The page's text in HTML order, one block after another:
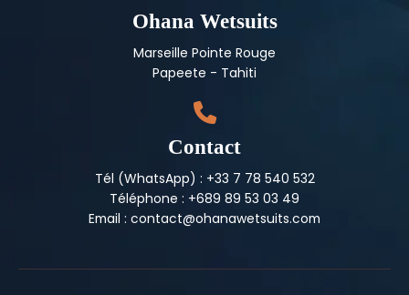
Ohana Wetsuits
Marseille Pointe Rouge
Papeete - Tahiti
Contact
Tél (WhatsApp) : +33 7 78 540 532
Téléphone : +689 89 53 03 49
Email : contact@ohanawetsuits.com